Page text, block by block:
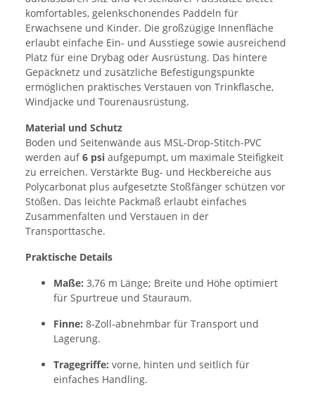
komfortables, gelenkschonendes Paddeln für
Erwachsene und Kinder. Die großzügige Innenfläche
erlaubt einfache Ein‑ und Ausstiege sowie ausreichend
Platz für eine Drybag oder Ausrüstung. Das hintere
Gepäcknetz und zusätzliche Befestigungspunkte
ermöglichen praktisches Verstauen von Trinkflasche,
Windjacke und Tourenausrüstung.
Material und Schutz
Boden und Seitenwände aus MSL‑Drop‑Stitch‑PVC
werden auf6 psi aufgepumpt, um maximale Steifigkeit
zu erreichen. Verstärkte Bug‑ und Heckbereiche aus
Polycarbonat plus aufgesetzte Stoßfänger schützen vor
Stößen. Das leichte Packmaß erlaubt einfaches
Zusammenfalten und Verstauen in der
Transporttasche.
Praktische Details
Maße: 3,76 m Länge; Breite und Höhe optimiert
für Spurtreue und Stauraum.
Finne: 8‑Zoll‑abnehmbar für Transport und
Lagerung.
Tragegriffe: vorne, hinten und seitlich für
einfaches Handling.